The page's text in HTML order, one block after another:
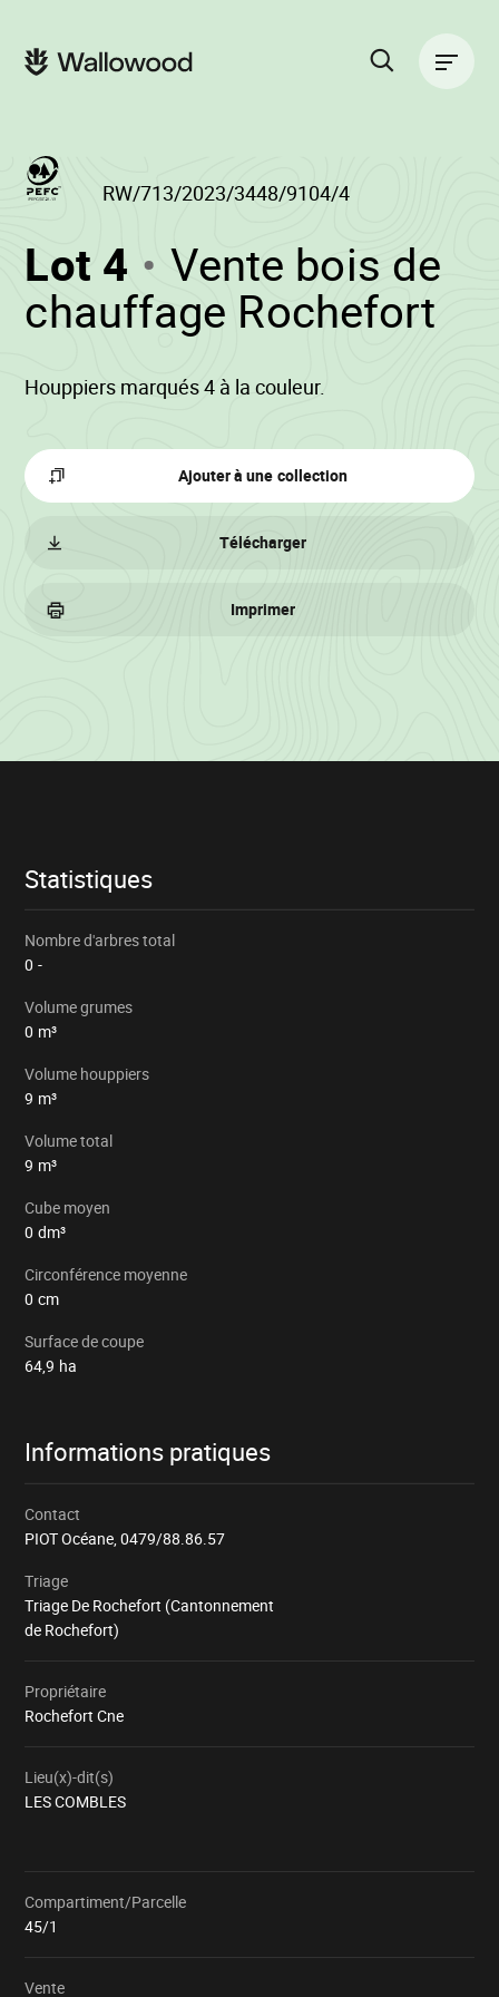
contenu
navigation
principale
Lot 4(RW/713/2023/
-
Vente bois de
chauffage Rochefort
RW/713/2023/3448/9104/4
Houppiers marqués 4 à la couleur.
Ajouter à une collection
Télécharger
Imprimer
Informations
Statistiques
Nombre d'arbres total
0 -
Volume grumes
0 m³
Volume houppiers
9 m³
Volume total
9 m³
Cube moyen
0 dm³
Circonférence moyenne
0 cm
Surface de coupe
64,9 ha
Informations pratiques
Contact
PIOT Océane,0479/88.86.57
Triage
Triage De Rochefort (Cantonnement
de Rochefort)
Propriétaire
Rochefort Cne
Lieu(x)-dit(s)
LES COMBLES
Compartiment/Parcelle
45/1
Vente
Chargement
principale